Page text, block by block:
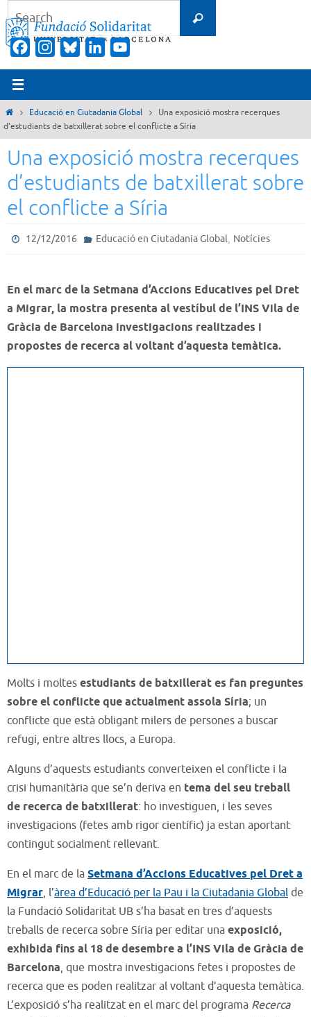
to
content
Search
FacebookInstagramBlueskyLinkedIn
Channel
HomeEducació en Ciutadania Global
Una exposició mostra recerques
d’estudiants de batxillerat sobre el conflicte a Síria
Una exposició mostra recerques
d’estudiants de batxillerat sobre
el conflicte a Síria
12/12/2016 Educació en Ciutadania Global, Notícies
En el marc de la Setmana d’Accions Educatives pel Dret
a Migrar, la mostra presenta al vestíbul de l’INS Vila de
Gràcia de Barcelona investigacions realitzades i
propostes de recerca al voltant d’aquesta temàtica.
Molts i moltes estudiants de batxillerat es fan preguntes
sobre el conflicte que actualment assola Síria; un
conflicte que està obligant milers de persones a buscar
refugi, entre altres llocs, a Europa.
Alguns d’aquests estudiants converteixen el conflicte i la
crisi humanitària que se’n deriva en tema del seu treball
de recerca de batxillerat: ho investiguen, i les seves
investigacions (fetes amb rigor científic) ja estan aportant
contingut socialment rellevant.
En el marc de la Setmana d’Accions Educatives pel Dret a
Migrar, l’àrea d’Educació per la Pau i la Ciutadania Global de
la Fundació Solidaritat UB s’ha basat en tres d’aquests
treballs de recerca sobre Síria per editar una exposició,
exhibida fins al 18 de desembre a l’INS Vila de Gràcia de
Barcelona, que mostra investigacions fetes i propostes de
recerca que es poden realitzar al voltant d’aquesta temàtica.
L’exposició s’ha realitzat en el marc del programa Recerca